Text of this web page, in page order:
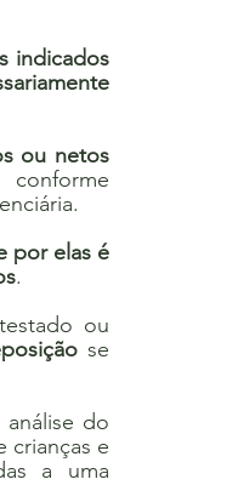
indicados
ou netos
conforme
por elas é
.
ou
se
do
crianças e
a uma